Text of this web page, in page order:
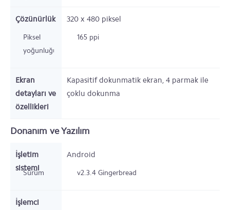
Çözünürlük 320 x 480 piksel
Piksel
yoğunluğu
165 ppi
Ekran
detayları ve
özellikleri
Kapasitif dokunmatik ekran, 4 parmak ile
çoklu dokunma
Donanım ve Yazılım
İşletim
sistemi
Android
Sürüm v2.3.4 Gingerbread
İşlemci